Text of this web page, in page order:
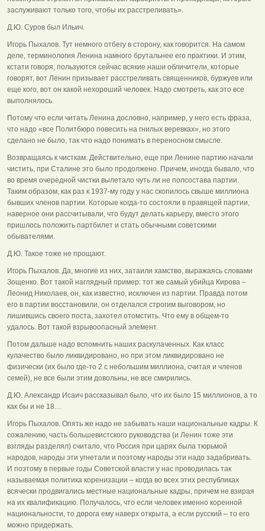
заслуживают только того, чтобы их расстреливать».
Д.Ю. Суров был Ильич.
Игорь Пыхалов. Тут немного отбегу в сторону, как говорится. На самом
деле, терминология Ленина намного брутальнее его практики. И этим,
кстати говоря, пользуются сейчас всякие наши обличители, которые
говорят, вот Ленин призывает расстреливать священников, буржуев или
еще кого, вот он какой нехороший человек. Надо смотреть, как это все
выполнялось.
Потому что если читать Ленина дословно, например, у него есть фраза,
что надо «все Политбюро повесить на гнилых веревках», но этого
сделано не было, так что надо понимать в переносном смысле.
Возвращаясь к чисткам. Действительно, еще при Ленине партию начали
чистить, при Сталине это было продолжено. Причем, иногда бывало, что
во время очередной чистки вылетало чуть ли не полсостава партии.
Таким образом, как раз к 1937-му году у нас скопилось свыше миллиона
бывших членов партии. Которые когда-то состояли в правящей партии,
наверное они рассчитывали, что будут делать карьеру, вместо этого
пришлось положить партбилет и стать обычными советскими
обывателями.
Д.Ю. Такое тоже не прощают.
Игорь Пыхалов. Да, многие из них, затаили хамство, выражаясь словами
Зощенко. Вот такой наглядный пример: тот же самый убийца Кирова –
Леонид Николаев, он, как известно, исключен из партии. Правда потом
его в партии восстановили, он отделался строгим выговором, но
лишившись своего поста, захотел отомстить. Что ему в общем-то
удалось. Вот такой взрывоопасный элемент.
Потом дальше надо вспомнить наших раскулаченных. Как класс
кулачество было ликвидировано, но при этом ликвидировано не
физически (их было где-то 2 с небольшим миллиона, считая и членов
семей), не все были этим довольны, не все смирились.
Д.Ю. Александр Исаич рассказывал было, что их было 15 миллионов, а то
как бы и не 18…
Игорь Пыхалов. Опять же надо не забывать наши национальные кадры. К
сожалению, часть большевистского руководства (и Ленин тоже эти
взгляды разделял) считало, что Россия при царях была тюрьмой
народов, народы эти угнетали и поэтому народы эти надо задабривать.
И поэтому в первые годы Советской власти у нас проводилась так
называемая политика коренизации – когда во всех этих республиках
всячески продвигались местные национальные кадры, причем не взирая
на их квалификацию. Получалось, что если человек именно коренной
национальности, то дорога ему наверх открыта, а если русский – то его
можно придержать.